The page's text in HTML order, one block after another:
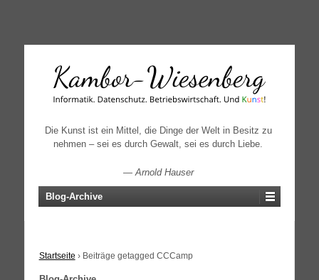
↓
CONTENT
Die Kunst ist ein Mittel, die Dinge der Welt in Besitz zu
nehmen – sei es durch Gewalt, sei es durch Liebe.
— Arnold Hauser
Blog-Archive
Startseite › Beiträge getagged CCCamp